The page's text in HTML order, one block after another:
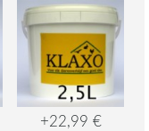
+22,99 €